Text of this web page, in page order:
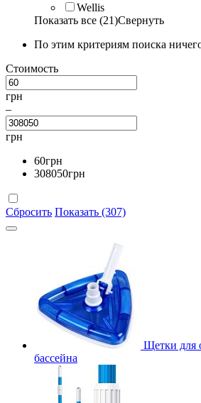
Wellis
Показать все (21)Свернуть
По этим критериям поиска
Стоимость
грн
–
грн
60грн
308050грн
Сбросить Показать (307)
Щетки для
бассейна